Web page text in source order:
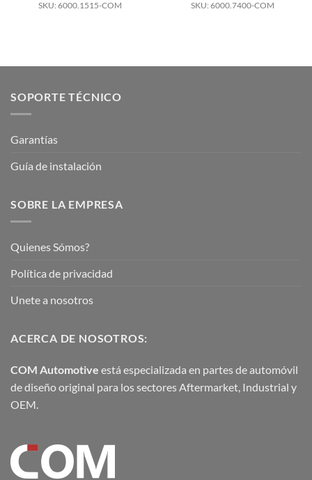
SKU: 6000.1515-COM SKU: 6000.7400-COM
SOPORTE TÉCNICO
Garantías
Guía de instalación
SOBRE LA EMPRESA
Quienes Sómos?
Política de privacidad
Unete a nosotros
ACERCA DE NOSOTROS:
COM Automotive está especializada en partes de automóvil
de diseño original para los sectores Aftermarket, Industrial y
OEM.